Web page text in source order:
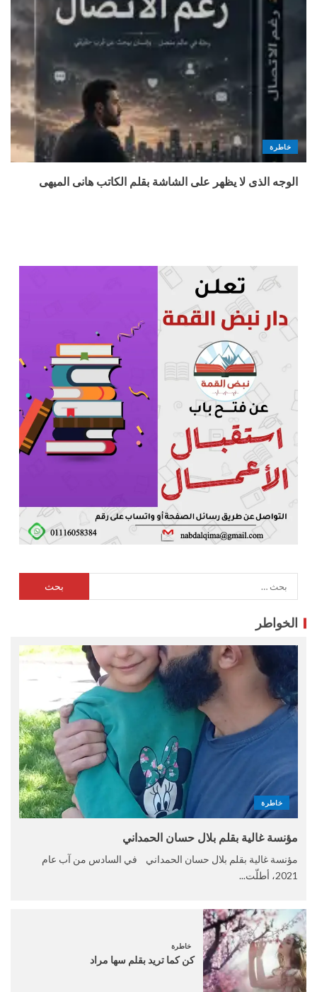
خاطرة
الوجه الذى لا يظهر على الشاشة بقلم الكاتب هانى الميهى
الخواطر
خاطرة
مؤنسة غالية بقلم بلال حسان الحمداني
مؤنسة غالية بقلم بلال حسان الحمداني في السادس من آب عام
2021، أطلّت...
خاطرة
كن كما تريد بقلم سها مراد